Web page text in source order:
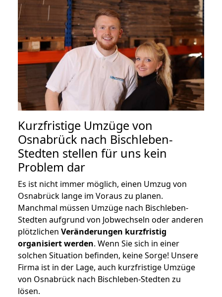
Kurzfristige Umzüge von
Osnabrück nach Bischleben-
Stedten stellen für uns kein
Problem dar
Es ist nicht immer möglich, einen Umzug von
Osnabrück lange im Voraus zu planen.
Manchmal müssen Umzüge nach Bischleben-
Stedten aufgrund von Jobwechseln oder anderen
plötzlichen Veränderungen kurzfristig
organisiert werden. Wenn Sie sich in einer
solchen Situation befinden, keine Sorge! Unsere
Firma ist in der Lage, auch kurzfristige Umzüge
von Osnabrück nach Bischleben-Stedten zu
lösen.